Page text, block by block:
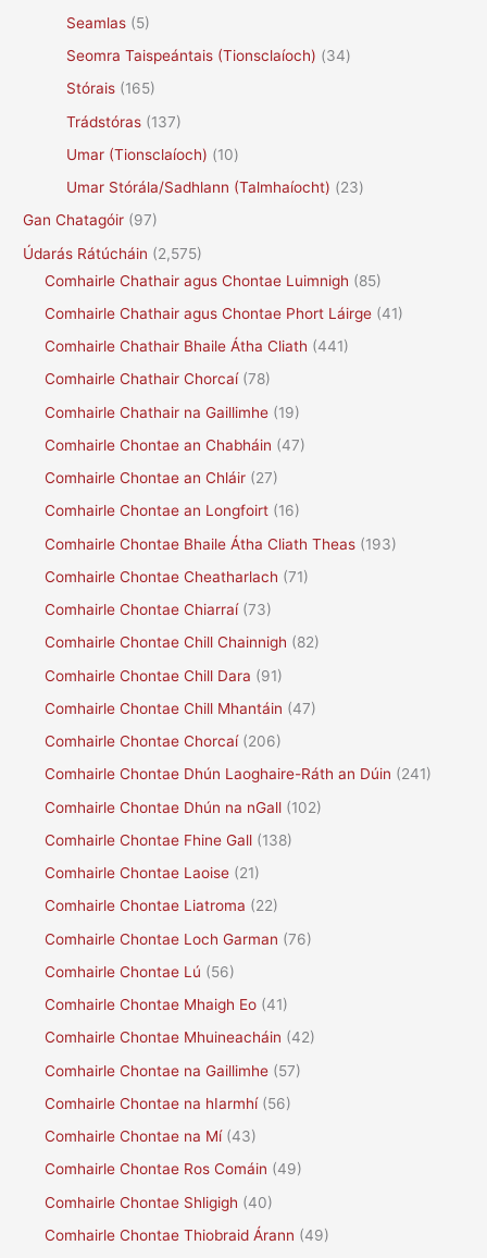
Seamlas (5)
Seomra Taispeántais (Tionsclaíoch) (34)
Stórais (165)
Trádstóras (137)
Umar (Tionsclaíoch) (10)
Umar Stórála/Sadhlann (Talmhaíocht) (23)
Gan Chatagóir (97)
Údarás Rátúcháin (2,575)
Comhairle Chathair agus Chontae Luimnigh (85)
Comhairle Chathair agus Chontae Phort Láirge (41)
Comhairle Chathair Bhaile Átha Cliath (441)
Comhairle Chathair Chorcaí(78)
Comhairle Chathair na Gaillimhe (19)
Comhairle Chontae an Chabháin (47)
Comhairle Chontae an Chláir (27)
Comhairle Chontae an Longfoirt (16)
Comhairle Chontae Bhaile Átha Cliath Theas (193)
Comhairle Chontae Cheatharlach (71)
Comhairle Chontae Chiarraí(73)
Comhairle Chontae Chill Chainnigh (82)
Comhairle Chontae Chill Dara (91)
Comhairle Chontae Chill Mhantáin (47)
Comhairle Chontae Chorcaí(206)
Comhairle Chontae Dhún Laoghaire-Ráth an Dúin (241)
Comhairle Chontae Dhún na nGall (102)
Comhairle Chontae Fhine Gall (138)
Comhairle Chontae Laoise (21)
Comhairle Chontae Liatroma (22)
Comhairle Chontae Loch Garman (76)
Comhairle Chontae Lú (56)
Comhairle Chontae Mhaigh Eo (41)
Comhairle Chontae Mhuineacháin (42)
Comhairle Chontae na Gaillimhe (57)
Comhairle Chontae na hIarmhí(56)
Comhairle Chontae na Mí(43)
Comhairle Chontae Ros Comáin (49)
Comhairle Chontae Shligigh (40)
Comhairle Chontae Thiobraid Árann (49)